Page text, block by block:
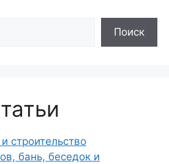
Поиск
строительство
бань, беседок и